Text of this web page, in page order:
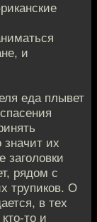
и
еда плывет
их
рядом с
трупиков. О
в тех
то и